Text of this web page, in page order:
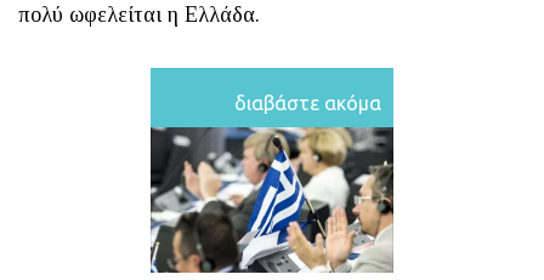
πολύ ωφελείται η Ελλάδα.
διαβάστε ακόμα